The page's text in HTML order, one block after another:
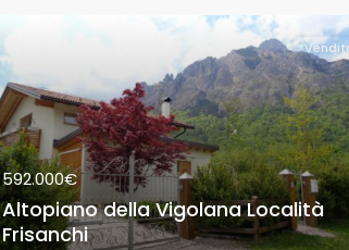
592.000€
Altopiano della Vigolana Località
Frisanchi